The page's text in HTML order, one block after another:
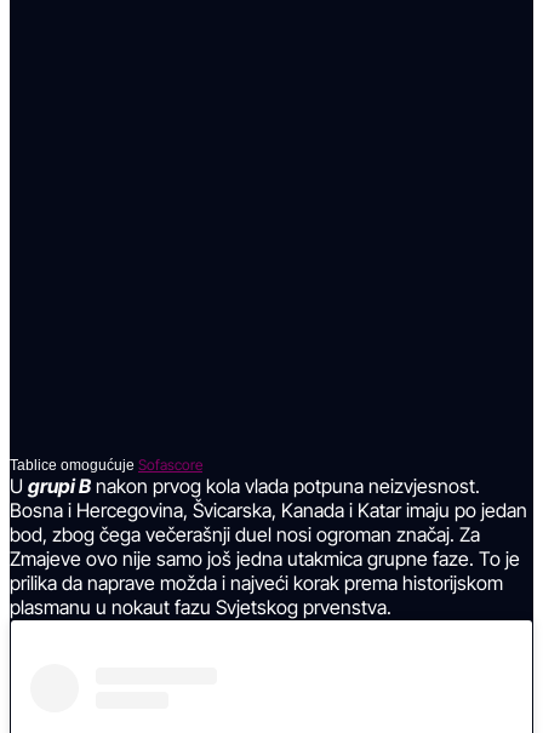
Tablice omogućuje Sofascore
U grupi B nakon prvog kola vlada potpuna neizvjesnost.
Bosna i Hercegovina, Švicarska, Kanada i Katar imaju po jedan
bod, zbog čega večerašnji duel nosi ogroman značaj. Za
Zmajeve ovo nije samo još jedna utakmica grupne faze. To je
prilika da naprave možda i najveći korak prema historijskom
plasmanu u nokaut fazu Svjetskog prvenstva.